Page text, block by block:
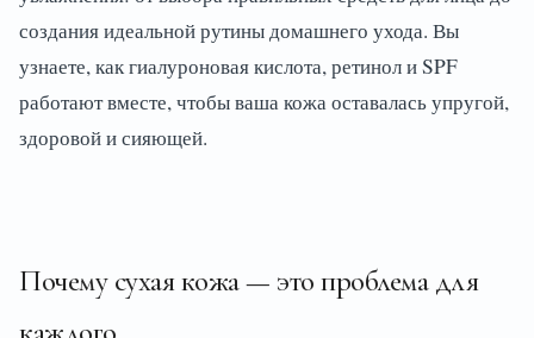
создания идеальной рутины домашнего ухода. Вы
узнаете, как гиалуроновая кислота, ретинол и SPF
работают вместе, чтобы ваша кожа оставалась упругой,
здоровой и сияющей.
Почему сухая кожа — это проблема для